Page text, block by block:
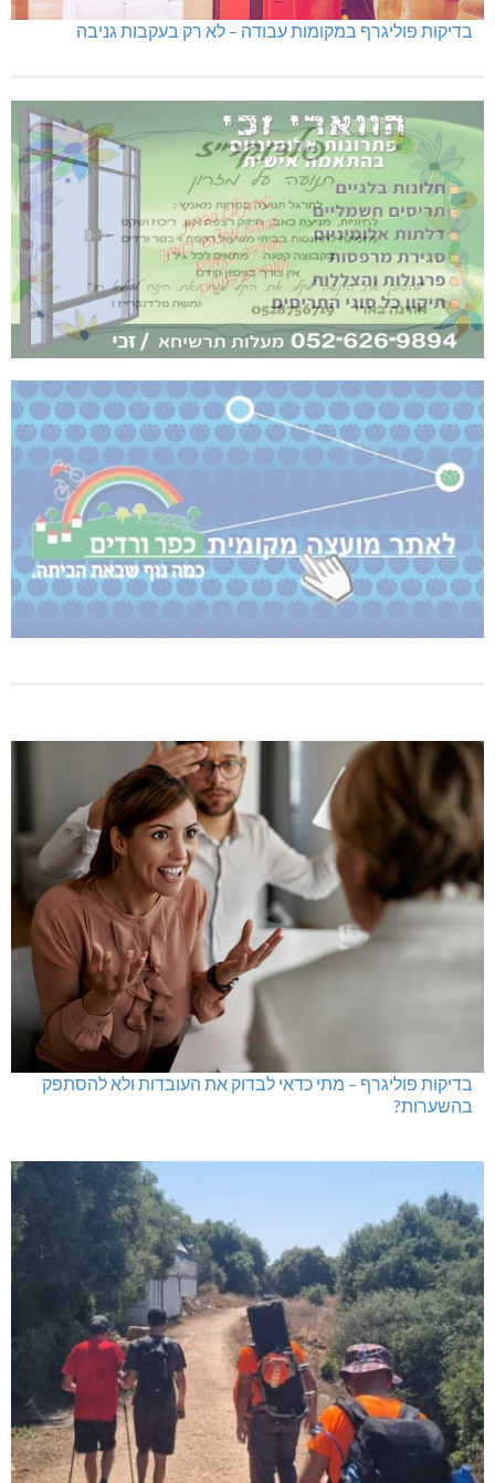
בדיקות פוליגרף במקומות עבודה – לא רק בעקבות גניבה
בדיקות פוליגרף – מתי כדאי לבדוק את העובדות ולא להסתפק
בהשערות?